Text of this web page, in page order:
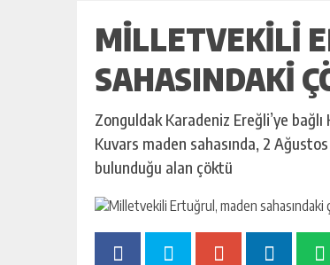
MILLETVEKILI
SAHASINDAKI
Zonguldak Karadeniz Ereğli’ye
Kuvars maden sahasında, 2
bulunduğu alan çöktü